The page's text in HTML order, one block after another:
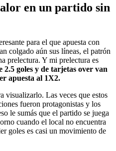
en un partido sin
para el que apuesta con
colgado aún sus líneas, el patrón
prelectura. Y mi prelectura es
2.5 goles y de tarjetas over van
apuesta al 1X2.
visualizarlo. Las veces que estos
fueron protagonistas y los
le sumás que el partido se juega
cuando el local no encuentra
goles es casi un movimiento de